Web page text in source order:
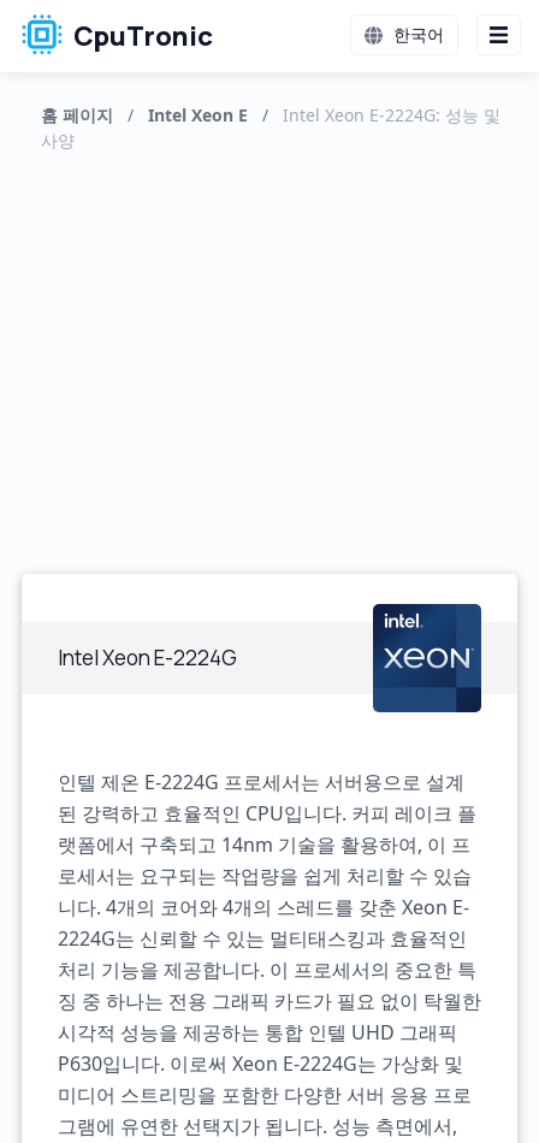
CpuTronic 한국어
홈 페이지 / Intel Xeon E /
Intel Xeon E-2224G: 성능 및
사양
Intel Xeon E-2224G
인텔 제온 E-2224G 프로세서는 서버용으로 설계
된 강력하고 효율적인 CPU입니다. 커피 레이크 플
랫폼에서 구축되고 14nm 기술을 활용하여, 이 프
로세서는 요구되는 작업량을 쉽게 처리할 수 있습
니다. 4개의 코어와 4개의 스레드를 갖춘 Xeon E-
2224G는 신뢰할 수 있는 멀티태스킹과 효율적인
처리 기능을 제공합니다. 이 프로세서의 중요한 특
징 중 하나는 전용 그래픽 카드가 필요 없이 탁월한
시각적 성능을 제공하는 통합 인텔 UHD 그래픽
P630입니다. 이로써 Xeon E-2224G는 가상화 및
미디어 스트리밍을 포함한 다양한 서버 응용 프로
그램에 유연한 선택지가 됩니다. 성능 측면에서,